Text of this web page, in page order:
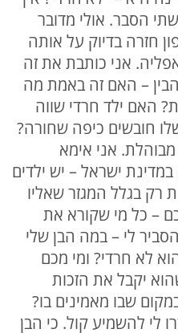
הסבר. אולי מדובר
חזרה בדיוק על אותה
אני כותבת את זה
– האם זה באמת מה
האם ילד חרדי שווה
חובשים כיפה שחורה?
אני אימא
שנבוכה מכך שבשנת 2025 במדינת ישראל – יש ילדים
רק בגלל המגזר שאליו
– כל מי שקורא את
לי – במה הבן שלי
לא חרדי? ומי מכם
יקבל את הזכות
שבו מאמינים בו?
לי להשמיע קול. כי הבן